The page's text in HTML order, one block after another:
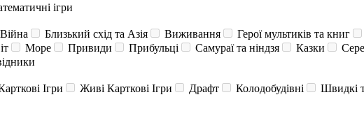
ігри
Війна Близький схід та Азія Виживання Герої мультиків та книг
Море Привиди Прибульці Самураї та ніндзя Казки
Ігри Живі Карткові Ігри Драфт Колодобудівні Швидкі